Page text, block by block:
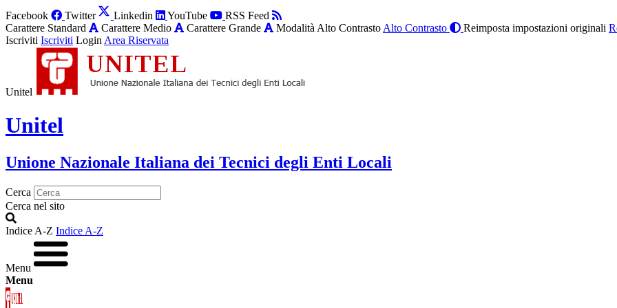
Facebook Twitter Linkedin YouTube
RSS Feed
Carattere Standard
Carattere Medio Carattere Grande Modalità Alto Contrasto Alto Contrasto Reimposta impostazioni originali
Iscriviti Iscriviti Login Area Riservata
Unitel
Unitel
Unione Nazionale Italiana dei Tecnici degli Enti Locali
Cerca
Cerca nel sito
Indice A-Z Indice A-Z
Menu
Menu